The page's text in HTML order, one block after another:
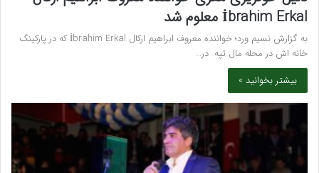
İbrahim Erkal معلوم شد
به گزارش نسیم ورد؛ خواننده معروف ابراهیم ارکال İbrahim Erkal که در پارکینگ
خانه اش در محله مال تپه در…
بیشتر بخوانید »